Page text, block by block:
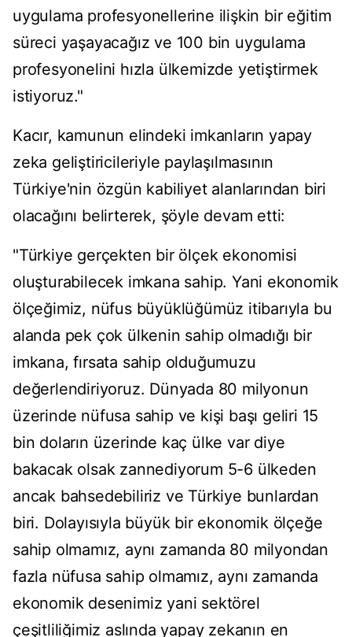
uygulama profesyonellerine ilişkin bir eğitim
süreci yaşayacağız ve 100 bin uygulama
profesyonelini hızla ülkemizde yetiştirmek
istiyoruz."
Kacır, kamunun elindeki imkanların yapay
zeka geliştiricileriyle paylaşılmasının
Türkiye'nin özgün kabiliyet alanlarından biri
olacağını belirterek, şöyle devam etti:
"Türkiye gerçekten bir ölçek ekonomisi
oluşturabilecek imkana sahip. Yani ekonomik
ölçeğimiz, nüfus büyüklüğümüz itibarıyla bu
alanda pek çok ülkenin sahip olmadığı bir
imkana, fırsata sahip olduğumuzu
değerlendiriyoruz. Dünyada 80 milyonun
üzerinde nüfusa sahip ve kişi başı geliri 15
bin doların üzerinde kaç ülke var diye
bakacak olsak zannediyorum 5-6 ülkeden
ancak bahsedebiliriz ve Türkiye bunlardan
biri. Dolayısıyla büyük bir ekonomik ölçeğe
sahip olmamız, aynı zamanda 80 milyondan
fazla nüfusa sahip olmamız, aynı zamanda
ekonomik desenimiz yani sektörel
çeşitliliğimiz aslında yapay zekanın en